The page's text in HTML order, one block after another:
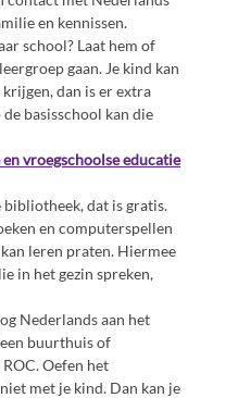
en kennissen.
school? Laat hem of
gaan. Je kind kan
dan is er extra
basisschool kan die
vroegschoolse educatie
bibliotheek, dat is gratis.
en computerspellen
leren praten. Hiermee
in het gezin spreken,
Nederlands aan het
buurthuis of
Oefen het
met je kind. Dan kan je